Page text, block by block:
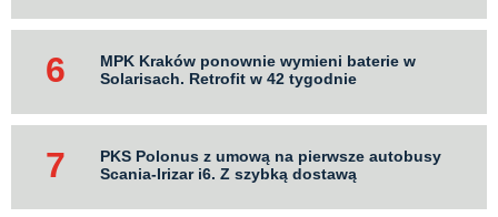
MPK Kraków ponownie wymieni baterie w
Solarisach. Retrofit w 42 tygodnie
PKS Polonus z umową na pierwsze autobusy
Scania-Irizar i6. Z szybką dostawą